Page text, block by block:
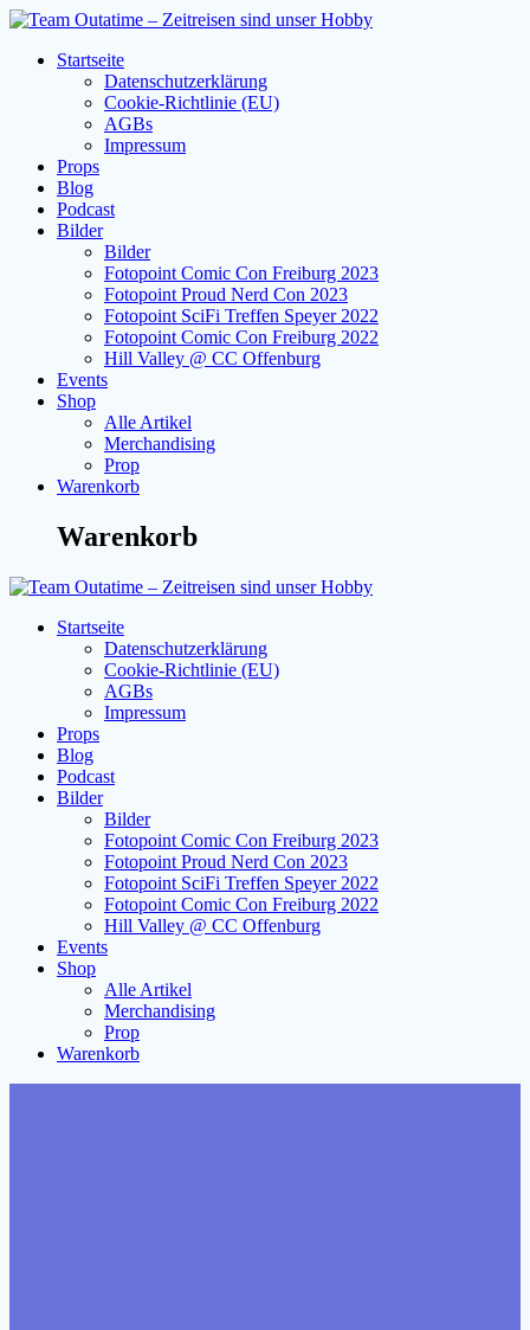
Zum
springenStartseite
Datenschutzerklärung
Cookie-Richtlinie (EU)
AGBs
Impressum
Props
Blog
Podcast
Bilder
Bilder
Fotopoint Comic Con Freiburg 2023
Fotopoint Proud Nerd Con 2023
Fotopoint SciFi Treffen Speyer 2022
Fotopoint Comic Con Freiburg 2022
Hill Valley @ CC Offenburg
Events
Shop
Alle Artikel
Merchandising
Prop
Warenkorb
Warenkorb
Startseite
Datenschutzerklärung
Cookie-Richtlinie (EU)
AGBs
Impressum
Props
Blog
Podcast
Bilder
Bilder
Fotopoint Comic Con Freiburg 2023
Fotopoint Proud Nerd Con 2023
Fotopoint SciFi Treffen Speyer 2022
Fotopoint Comic Con Freiburg 2022
Hill Valley @ CC Offenburg
Events
Shop
Alle Artikel
Merchandising
Prop
Warenkorb